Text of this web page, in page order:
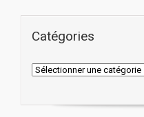
Catégories